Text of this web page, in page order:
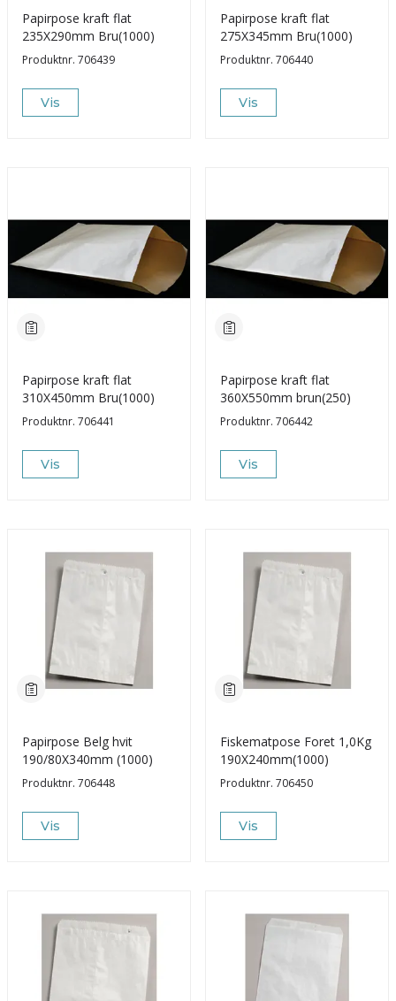
Papirpose kraft flat
235X290mm Bru(1000)
Produktnr. 706439
Vis
Papirpose kraft flat
275X345mm Bru(1000)
Produktnr. 706440
Vis
Papirpose kraft flat
310X450mm Bru(1000)
Produktnr. 706441
Vis
Papirpose kraft flat
360X550mm brun(250)
Produktnr. 706442
Vis
Papirpose Belg hvit
190/80X340mm (1000)
Produktnr. 706448
Vis
Fiskematpose Foret 1,0Kg
190X240mm(1000)
Produktnr. 706450
Vis